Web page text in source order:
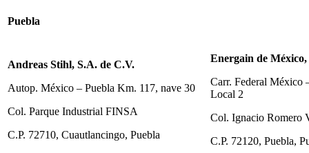
Puebla
Andreas Stihl, S.A. de C.V.
Autop. México – Puebla Km. 117, nave 30
Col. Parque Industrial FINSA
C.P. 72710, Cuautlancingo, Puebla
Energain de
Carr. Federal México
Local 2
Col. Ignacio Romero
C.P. 72120, Puebla,